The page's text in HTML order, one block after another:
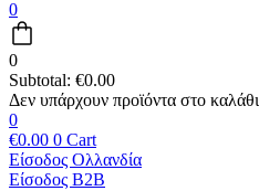
0
0
Subtotal: €0.00
0
€0.00 0 Cart
Είσοδος Ολλανδία
Είσοδος B2B